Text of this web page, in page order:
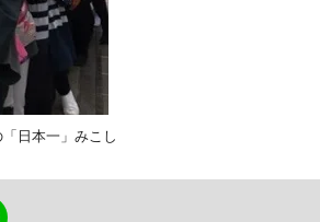
日本一」みこし